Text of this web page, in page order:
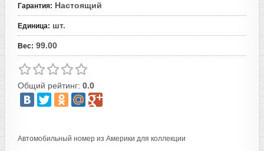
Гарантия: Настоящий
Единица: шт.
Вес: 99.00
Общий рейтинг: 0.0
Автомобильный номер из Америки для коллекции